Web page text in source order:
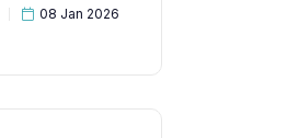
08 Jan 2026